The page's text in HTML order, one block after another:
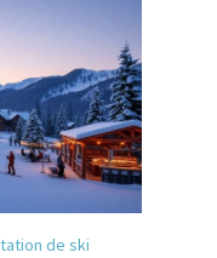
de ski